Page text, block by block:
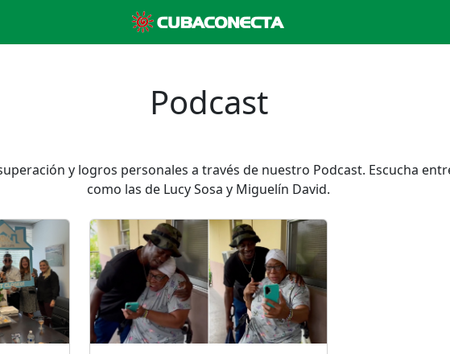
Podcast
y logros personales a través de nuestro Podcast. Escucha
como las de Lucy Sosa y Miguelín David.